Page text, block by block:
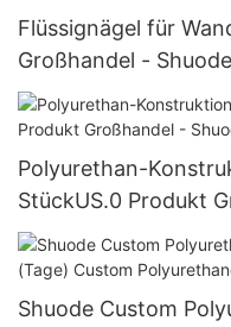
Flüssignägel für
Großhandel - Shuode
Polyurethan-
StückUS.0 Produkt
Shuode Custom